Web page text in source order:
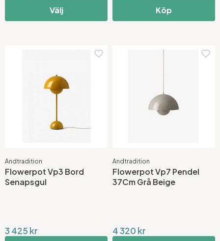
Välj Köp
Andtradition
Flowerpot Vp3 Bord
Senapsgul
3 425 kr
Andtradition
Flowerpot Vp7 Pendel
37Cm Grå Beige
4 320 kr